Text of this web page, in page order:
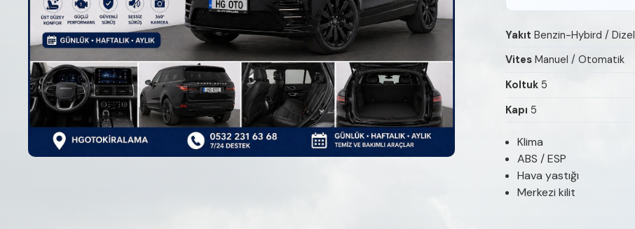
Yakıt Benzin-Hybird / Dizel
VitesManuel / Otomatik
Koltuk5
Kapı 5
Klima
ABS / ESP
Hava yastığı
Merkezi kilit